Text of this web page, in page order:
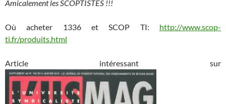
Amicalement les SCOPTISTES !!!
Où acheter 1336 et SCOP TI: http://www.scop-
ti.fr/produits.html
Article intéressant sur